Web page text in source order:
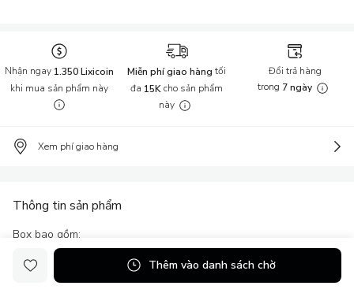
Nhận ngay 1.350 Lixicoin
khi mua sản phẩm này
Miễn phí giao hàngtối
đa 15Kcho sản phẩm
này
Đổi trả hàng
trong 7 ngày
Xem phí giao hàng
Thông tin sản phẩm
Box bao gồm:
- 01 Halio Facial Cleansing & Massaging Device - Hot Pink
- 01 Kiara Phytoceuticals Argan OilThêm vào danh sách chờ